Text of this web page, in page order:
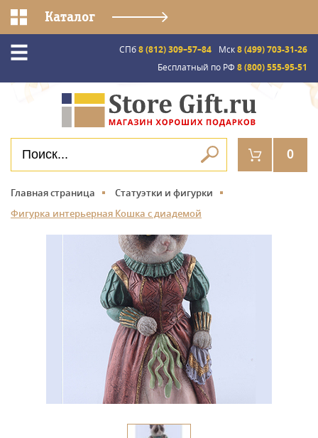
СПб8 (812) 309–57–84 Мск8 (499) 703-31-26
Бесплатный по РФ 8 (800) 555-95-51
0
Каталог
Главная страница
Статуэтки и фигурки
Фигурка интерьерная Кошка с диадемой